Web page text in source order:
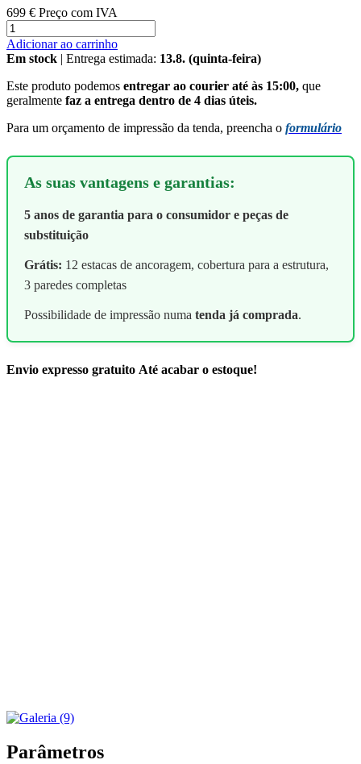
699 € Preço com IVA
Adicionar ao carrinho
Em stock | Entrega estimada: 13.8. (quinta-feira)
Este produto podemos entregar ao courier até às 15:00, que
geralmente faz a entrega dentro de 4 dias úteis.
Para um orçamento de impressão da tenda, preencha o formulário
As suas vantagens e garantias:
5 anos de garantia para o consumidor e peças de
substituição
Grátis: 12 estacas de ancoragem, cobertura para a estrutura,
3 paredes completas
Possibilidade de impressão numa tenda já comprada.
Envio expresso gratuito Até acabar o estoque!
Parâmetros